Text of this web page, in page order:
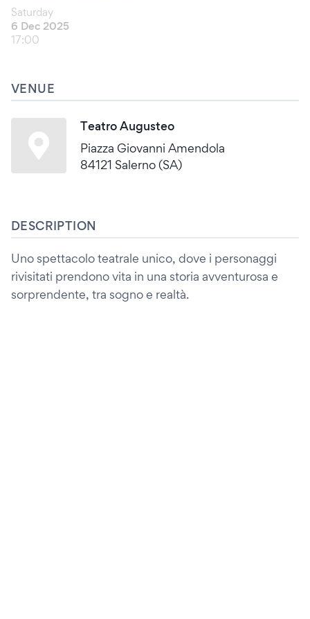
Saturday
6 Dec 2025
17:00
VENUE
Teatro Augusteo
Piazza Giovanni Amendola
84121 Salerno (SA)
DESCRIPTION
Uno spettacolo teatrale unico, dove i personaggi
rivisitati prendono vita in una storia avventurosa e
sorprendente, tra sogno e realtà.